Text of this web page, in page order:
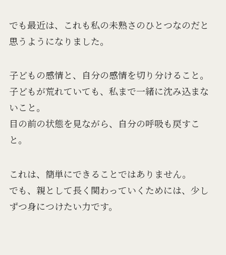
でも最近は、これも私の未熟さのひとつなのだと
思うようになりました。
子どもの感情と、自分の感情を切り分けること。
子どもが荒れていても、私まで一緒に沈み込まな
いこと。
目の前の状態を見ながら、自分の呼吸も戻すこ
と。
これは、簡単にできることではありません。
でも、親として長く関わっていくためには、少し
ずつ身につけたい力です。